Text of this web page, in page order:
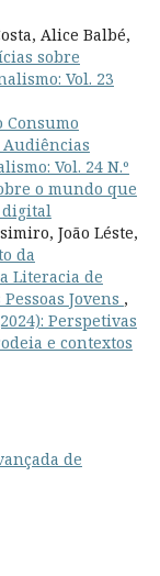
Alice Balbé,
sobre
Vol. 23
Consumo
Audiências
Vol. 24 N.º
o mundo que
digital
João Léste,
da
Literacia de
Jovens ,
Perspetivas
e contextos
de